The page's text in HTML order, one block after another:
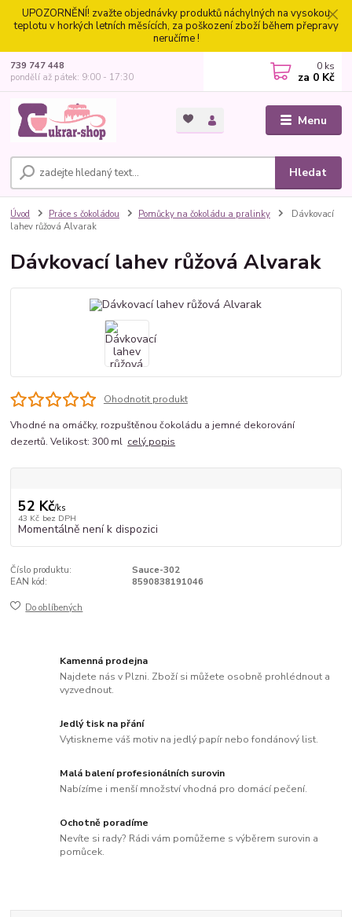
UPOZORNĚNÍ! zvažte objednávky produktů náchylných na vysokou
teplotu v horkých letních měsících, za poškození zboží během přepravy
neručíme !
Menu
Hledat
739 747 448
pondělí až pátek: 9:00 - 17:30
0 ks
za 0 Kč
Úvod Práce s čokoládou Pomůcky na čokoládu a pralinky
Dávkovací
lahev růžová Alvarak
Dávkovací lahev růžová Alvarak
Ohodnotit produkt
Vhodné na omáčky, rozpuštěnou čokoládu a jemné dekorování
dezertů. Velikost: 300 ml celý popis
52 Kč/ks
43 Kč bez DPH
Momentálně není k dispozici
Číslo produktu:
Sauce-302
EAN kód:
8590838191046
Do oblíbených
Kamenná prodejna
Najdete nás v Plzni. Zboží si můžete osobně prohlédnout a
vyzvednout.
Jedlý tisk na přání
Vytiskneme váš motiv na jedlý papír nebo fondánový list.
Malá balení profesionálních surovin
Nabízíme i menší množství vhodná pro domácí pečení.
Ochotně poradíme
Nevíte si rady? Rádi vám pomůžeme s výběrem surovin a
pomůcek.